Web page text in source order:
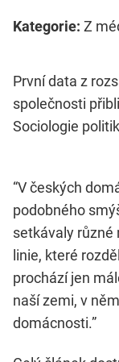
Kategorie: Z
První data z
společnosti
Sociologie
“V českých
podobného
setkávaly různé
linie, které
prochází jen
naší zemi, v
domácnosti.”